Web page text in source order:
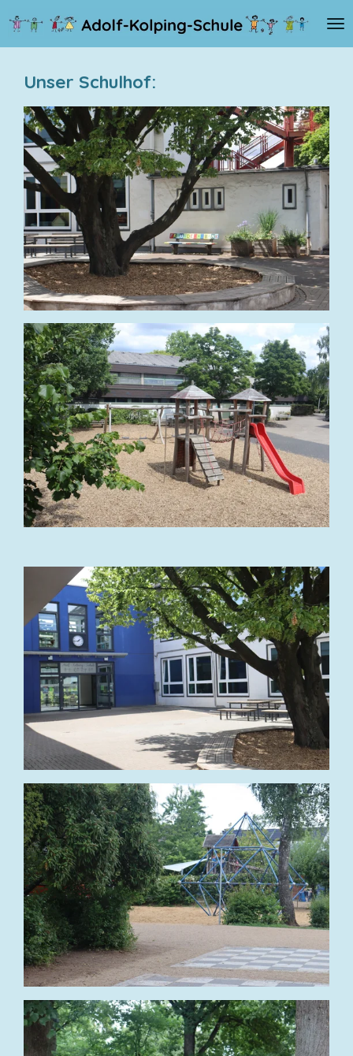
Zum
Hauptinhalt
Unser Schulhof: